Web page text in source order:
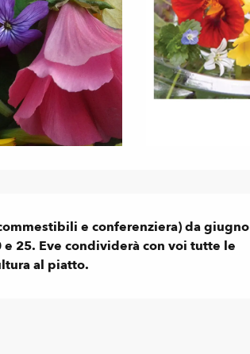
e conferenziera) da giugno
25. Eve condividerà con voi tutte le
al piatto.